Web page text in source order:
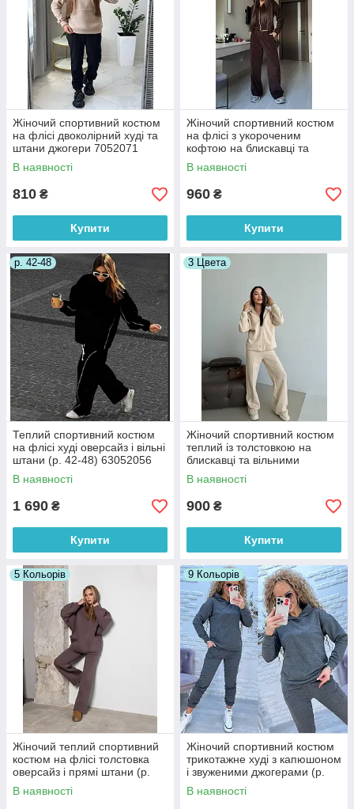
Жіночий спортивний костюм
на флісі двоколірний худі та
штани джогери 7052071
В наявності
810 ₴
Купити
Жіночий спортивний костюм
на флісі з укороченим
кофтою на блискавці та
прямими штанами (р. 42-46)
33052072
В наявності
960 ₴
Купити
р. 42-48
Теплий спортивний костюм
на флісі худі оверсайз і вільні
штани (р. 42-48) 63052056
В наявності
1 690 ₴
Купити
3 Цвета
Жіночий спортивний костюм
теплий із толстовкою на
блискавці та вільними
штанами (р. 42-48) 55052057
В наявності
900 ₴
Купити
5 Кольорів
Жіночий теплий спортивний
костюм на флісі толстовка
оверсайз і прямі штани (р.
42-48) 4052075
В наявності
9 Кольорів
Жіночий спортивний костюм
трикотажне худі з капюшоном
і звуженими джогерами (р.
42-52) 7052076
В наявності